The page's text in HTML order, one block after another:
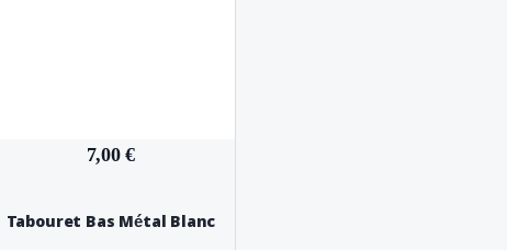
7,00 €
Tabouret Bas Métal Blanc